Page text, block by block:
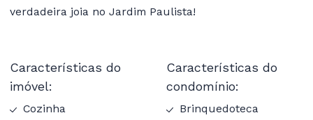
verdadeira joia no Jardim Paulista!
Características do
imóvel:
Cozinha
Características do
condomínio:
Brinquedoteca